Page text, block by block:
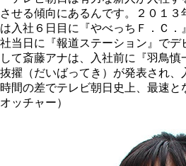
させる傾向にあるんです。２０１
は入社６日目に『やべっちＦ．Ｃ．
社当日に『報道ステーション』でデ
して斎藤アナは、入社前に『羽鳥
抜擢（だいばってき）が発表され、
時間の差でテレビ朝日史上、最速と
オッチャー）